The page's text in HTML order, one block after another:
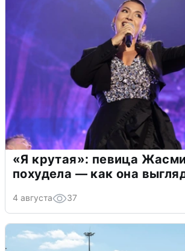
«Я крутая»: певица
похудела — как она
4 августа 37